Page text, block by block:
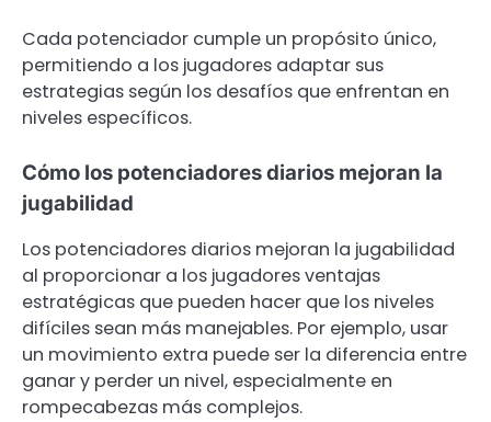
Cada potenciador cumple un propósito único,
permitiendo a los jugadores adaptar sus
estrategias según los desafíos que enfrentan en
niveles específicos.
Cómo los potenciadores diarios mejoran la
jugabilidad
Los potenciadores diarios mejoran la jugabilidad
al proporcionar a los jugadores ventajas
estratégicas que pueden hacer que los niveles
difíciles sean más manejables. Por ejemplo, usar
un movimiento extra puede ser la diferencia entre
ganar y perder un nivel, especialmente en
rompecabezas más complejos.